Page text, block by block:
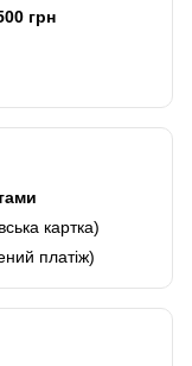
грн
картка)
платіж)